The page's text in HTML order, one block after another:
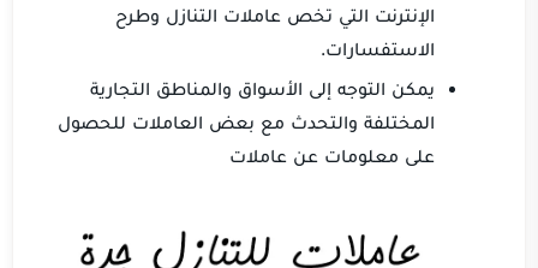
الإنترنت التي تخص عاملات التنازل وطرح
الاستفسارات.
يمكن التوجه إلى الأسواق والمناطق التجارية
المختلفة والتحدث مع بعض العاملات للحصول
على معلومات عن عاملات